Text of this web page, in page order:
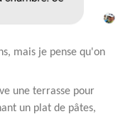
mais je pense qu'on
une terrasse pour
un plat de pâtes,